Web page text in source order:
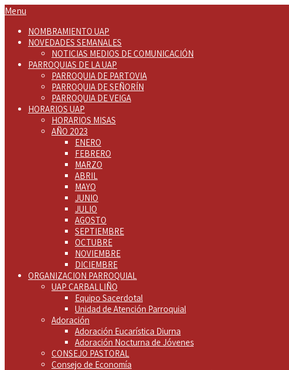
Menu
NOMBRAMIENTO UAP
NOVEDADES SEMANALES
NOTICIAS MEDIOS DE COMUNICACIÓN
PARROQUIAS DE LA UAP
PARROQUIA DE PARTOVIA
PARROQUIA DE SEÑORÍN
PARROQUIA DE VEIGA
HORARIOS UAP
HORARIOS MISAS
AÑO 2023
ENERO
FEBRERO
MARZO
ABRIL
MAYO
JUNIO
JULIO
AGOSTO
SEPTIEMBRE
OCTUBRE
NOVIEMBRE
DICIEMBRE
ORGANIZACION PARROQUIAL
UAP CARBALLIÑO
Equipo Sacerdotal
Unidad de Atención Parroquial
Adoración
Adoración Eucarística Diurna
Adoración Nocturna de Jóvenes
CONSEJO PASTORAL
Consejo de Economía